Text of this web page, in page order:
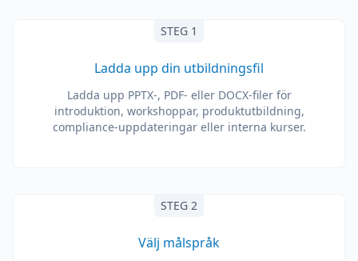
STEG 1
Ladda upp din utbildningsfil
Ladda upp PPTX-, PDF- eller DOCX-filer för
introduktion, workshoppar, produktutbildning,
compliance-uppdateringar eller interna kurser.
STEG 2
Välj målspråk